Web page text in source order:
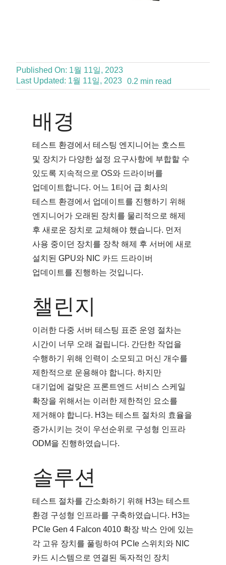
Published On: 1월 11일, 2023
Last Updated: 1월 11일, 2023 0.2 min read
배경
테스트 환경에서 테스팅 엔지니어는 호스트
및 장치가 다양한 설정 요구사항에 부합할 수
있도록 지속적으로 OS와 드라이버를
업데이트합니다. 어느 1티어 급 회사의
테스트 환경에서 업데이트를 진행하기 위해
엔지니어가 오래된 장치를 물리적으로 해제
후 새로운 장치로 교체해야 했습니다. 먼저
사용 중이던 장치를 장착 해제 후 서버에 새로
설치된 GPU와 NIC 카드 드라이버
업데이트를 진행하는 것입니다.
챌린지
이러한 다중 서버 테스팅 표준 운영 절차는
시간이 너무 오래 걸립니다. 간단한 작업을
수행하기 위해 인력이 소모되고 머신 개수를
제한적으로 운용해야 합니다. 하지만
대기업에 걸맞은 프론트엔드 서비스 스케일
확장을 위해서는 이러한 제한적인 요소를
제거해야 합니다. H3는 테스트 절차의 효율을
증가시키는 것이 우선순위로 구성형 인프라
ODM을 진행하였습니다.
솔루션
테스트 절차를 간소화하기 위해 H3는 테스트
환경 구성형 인프라를 구축하였습니다. H3는
PCIe Gen 4 Falcon 4010 확장 박스 안에 있는
각 고유 장치를 풀링하여 PCIe 스위치와 NIC
카드 시스템으로 연결된 독자적인 장치